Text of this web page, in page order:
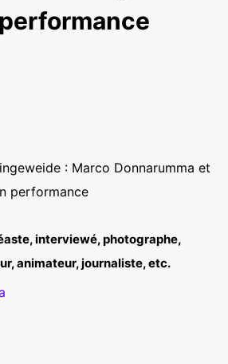
: Marco Donnarumma et
performance
interviewé, photographe,
animateur, journaliste, etc.